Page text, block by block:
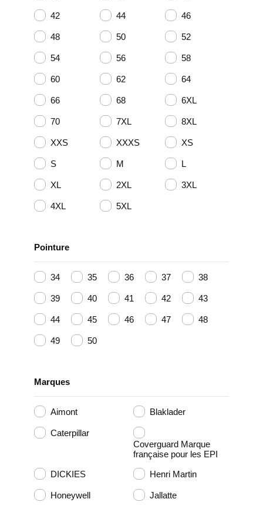
42 44 46
48 50 52
54 56 58
60 62 64
66 68 6XL
70 7XL 8XL
XXS XXXS XS
S M L
XL 2XL 3XL
4XL 5XL
Pointure
34 35 36 37 38
39 40 41 42 43
44 45 46 47 48
49 50
Marques
Aimont Blaklader
Caterpillar
Coverguard Marque
française pour les EPI
DICKIES
Henri Martin
Honeywell Jallatte